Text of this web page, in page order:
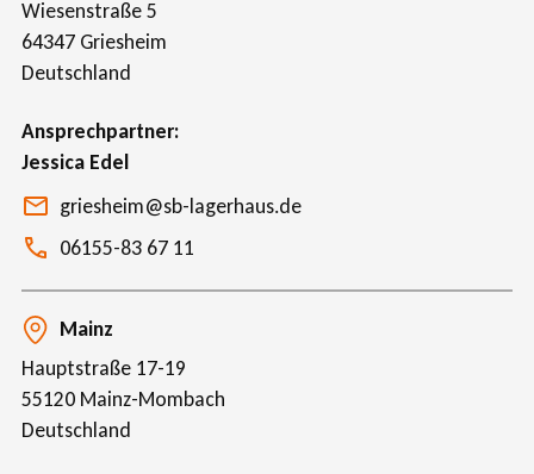
Wiesenstraße 5
64347 Griesheim
Deutschland
Ansprechpartner
Jessica Edel
griesheim@sb-lagerhaus.de
06155-83 67 11
Mainz
Hauptstraße 17-19
55120 Mainz-Mombach
Deutschland